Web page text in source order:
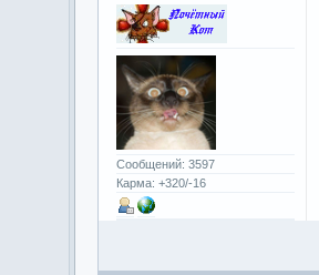
Сообщений: 3597
Карма: +320/-16